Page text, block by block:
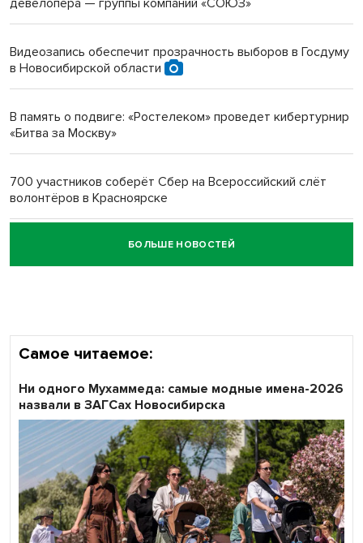
Новосибирский преподаватель с женой вошли в топ-16
девелопера — группы компаний «СОЮЗ»
Видеозапись обеспечит прозрачность выборов в Госдуму
в Новосибирской области
В память о подвиге: «Ростелеком» проведет кибертурнир
«Битва за Москву»
700 участников соберёт Сбер на Всероссийский слёт
волонтёров в Красноярске
Честный выбор: видеонаблюдение обеспечит
объективность результатов ЕДГ в Новосибирской
БОЛЬШЕ НОВОСТЕЙ
Самое читаемое:
Ни одного Мухаммеда: самые модные имена-2026
назвали в ЗАГСах Новосибирска